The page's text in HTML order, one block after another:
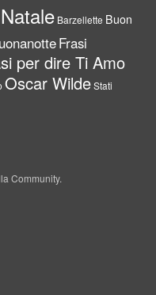
Barzellette Buon
Frasi
per dire Ti Amo
Oscar WildeStati
Community.